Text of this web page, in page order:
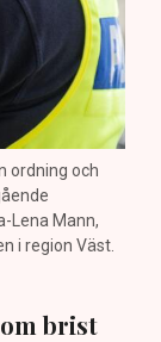
ordning och
Lena Mann,
i region Väst.
brist